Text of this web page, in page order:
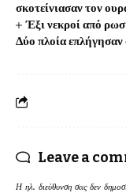
σκοτείνιασαν τον
Έξι νεκροί από
Δύο πλοία
Leave a
Η ηλ. διεύθυνση σας δεν